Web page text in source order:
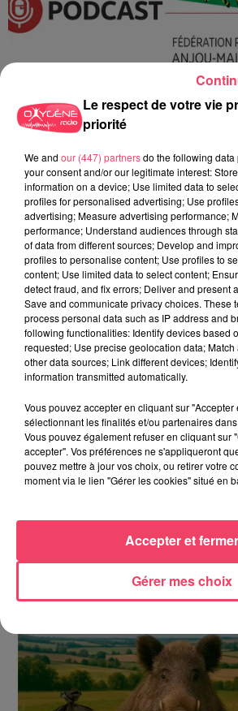
20 février 2026
COURSES HIPPIQUES : LA FÉDÉRATION
OUEST PRÉSENTE...
Dans ce podcast, la Fédération Anjou
revient sur l’actualité des courses
territoire : organisation, fréquentation,...
Retour sur la 13è édition organisée par
Commerce et d'Industrie de Maine et
Le respect de votre vie
priorité
We and our (447) partnersdo the following
your consent and/or our legitimate interest:
information on a device; Use limited data to
profiles for personalised advertising; Use
advertising; Measure advertising performance;
performance; Understand audiences through
of data from different sources; Develop and
profiles to personalise content; Use profiles to
content; Use limited data to select content;
detect fraud, and fix errors; Deliver and present
Save and communicate privacy choices. These
process personal data such as IP address and
following functionalities: Identify devices based
requested; Use precise geolocation data;
other data sources; Link different devices;
information transmitted automatically.
Vous pouvez accepter en cliquant sur "Accepter
sélectionnant les finalités et/ou partenaires
Vous pouvez également refuser en cliquant sur
accepter". Vos préférences ne s'appliqueront
pouvez mettre à jour vos choix, ou retirer votre
moment via le lien "Gérer les cookies" situé en
Gérer mes choix
Accepter et fermer